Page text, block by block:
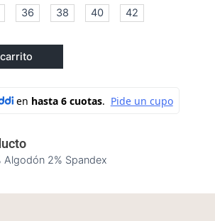
36 38 40 42
2% Spandex